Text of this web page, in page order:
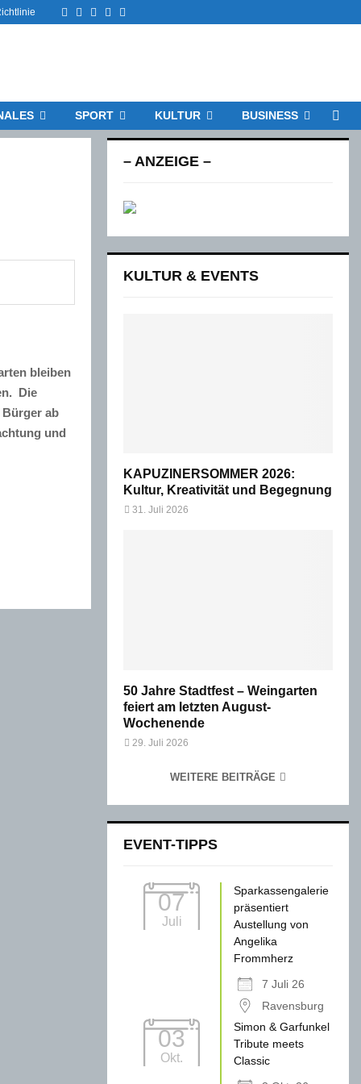
Facebook
TwitterInstagram
Email
SPORT KULTUR BUSINESS
bleiben
Die
ab
und
– ANZEIGE –
KULTUR & EVENTS
KAPUZINERSOMMER 2026:
Kultur, Kreativität und Begegnung
31. Juli 2026
50 Jahre Stadtfest – Weingarten
feiert am letzten August-
Wochenende
29. Juli 2026
WEITERE BEITRÄGE
EVENT-TIPPS
07
Juli
Sparkassengalerie
präsentiert
Austellung von
Angelika
Frommherz
7 Juli 26
Ravensburg
03
Okt.
Simon & Garfunkel
Tribute meets
Classic